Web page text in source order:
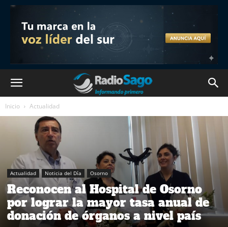
Inicio Actualidad
Actualidad Noticia del Día Osorno
Reconocen al Hospital de Osorno
por lograr la mayor tasa anual de
donación de órganos a nivel país